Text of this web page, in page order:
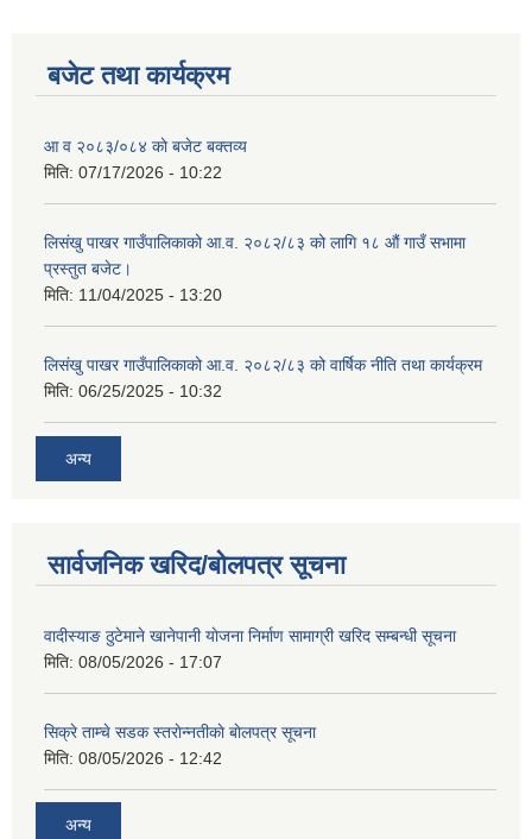
बजेट तथा कार्यक्रम
आ व २०८३/०८४ काे बजेट बक्तव्य
मिति: 07/17/2026 - 10:22
लिसंखु पाखर गाउँपालिकाको आ.व. २०८२/८३ को लागि १८ औं गाउँ सभामा
प्रस्तुत बजेट।
मिति: 11/04/2025 - 13:20
लिसंखु पाखर गाउँपालिकाको आ.व. २०८२/८३ को वार्षिक नीति तथा कार्यक्रम
मिति: 06/25/2025 - 10:32
अन्य
सार्वजनिक खरिद/बोलपत्र सूचना
वादीस्याङ ठुटेमाने खानेपानी याेजना निर्माण सामाग्री खरिद सम्बन्धी सूचना
मिति: 08/05/2026 - 17:07
सिक्रे ताम्चे सडक स्तराेन्नतीकाे बाेलपत्र सूचना
मिति: 08/05/2026 - 12:42
अन्य